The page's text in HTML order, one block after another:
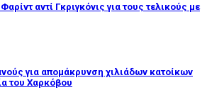
αντί Γκριγκόνις για τους τελικούς με
για απομάκρυνση χιλιάδων κατοίκων
του Χαρκόβου